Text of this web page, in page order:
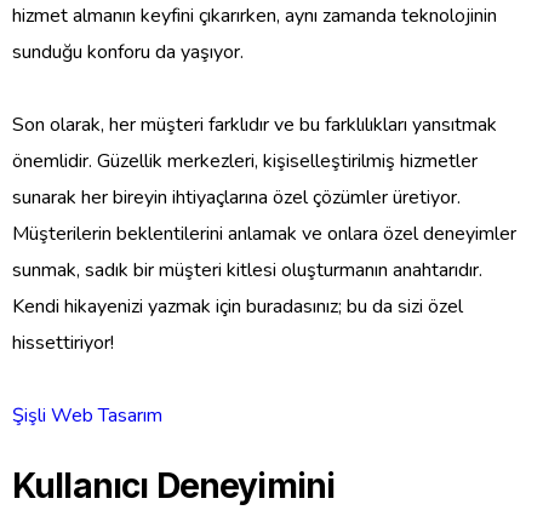
hizmet almanın keyfini çıkarırken, aynı zamanda teknolojinin
sunduğu konforu da yaşıyor.
Son olarak, her müşteri farklıdır ve bu farklılıkları yansıtmak
önemlidir. Güzellik merkezleri, kişiselleştirilmiş hizmetler
sunarak her bireyin ihtiyaçlarına özel çözümler üretiyor.
Müşterilerin beklentilerini anlamak ve onlara özel deneyimler
sunmak, sadık bir müşteri kitlesi oluşturmanın anahtarıdır.
Kendi hikayenizi yazmak için buradasınız; bu da sizi özel
hissettiriyor!
Şişli Web Tasarım
Kullanıcı Deneyimini